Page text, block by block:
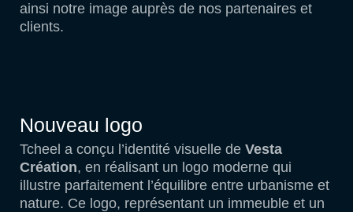
ainsi notre image auprès de nos partenaires et
clients.
Nouveau logo
Tcheel a conçu l’identité visuelle deVesta
Création, en réalisant un logo moderne qui
illustre parfaitement l’équilibre entre urbanisme et
nature. Ce logo, représentant un immeuble et un